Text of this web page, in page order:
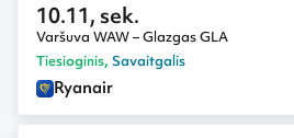
10.11, sek.
Varšuva WAW – Glazgas GLA
Tiesioginis, Savaitgalis
Ryanair